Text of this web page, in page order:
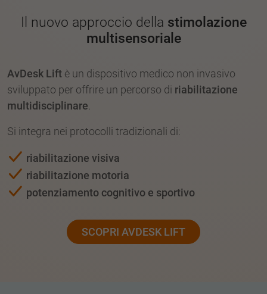
Il nuovo approccio della stimolazione
multisensoriale
AvDesk Lift è un dispositivo medico non invasivo
sviluppato per offrire un percorso di riabilitazione
multidisciplinare.
Si integra nei protocolli tradizionali di:
riabilitazione visiva
riabilitazione motoria
potenziamento cognitivo e sportivo
SCOPRI AVDESK LIFT